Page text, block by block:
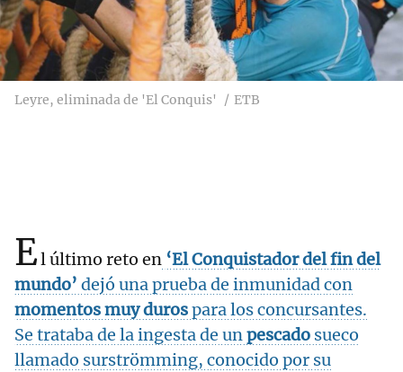
Leyre, eliminada de 'El Conquis' ETB
El último reto en ‘El Conquistador del fin del
mundo’ dejó una prueba de inmunidad con
momentos muy durospara los concursantes.
Se trataba de la ingesta de unpescado sueco
llamado surströmming, conocido por su